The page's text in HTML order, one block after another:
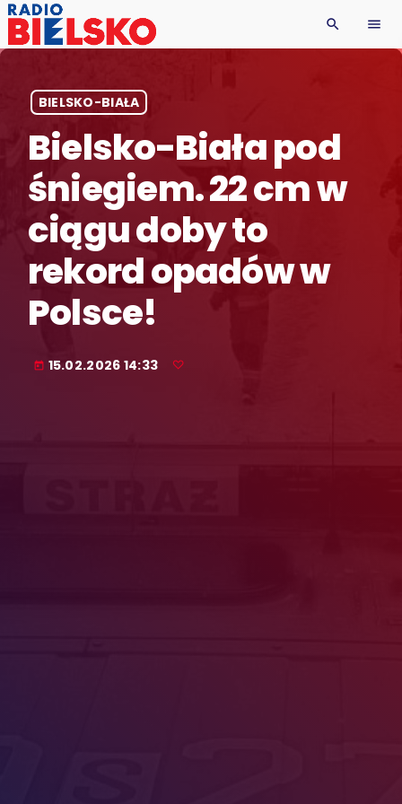
search menu
BIELSKO-BIAŁA
Bielsko-Biała pod
śniegiem. 22 cm w
ciągu doby to
rekord opadów w
Polsce!
today 15.02.2026 14:33